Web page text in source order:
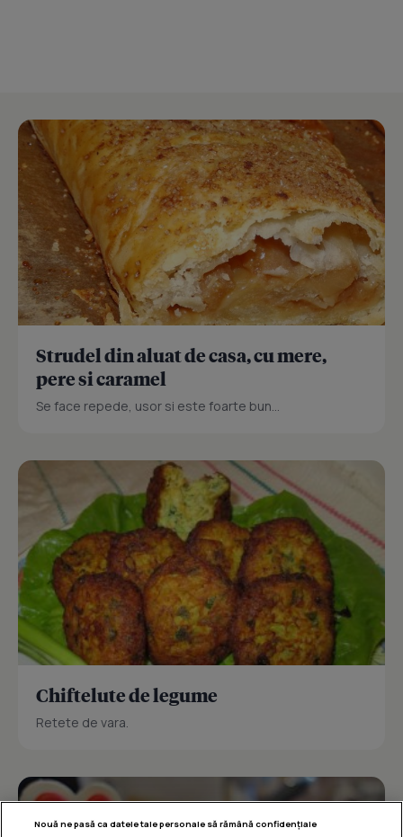
Strudel din aluat de casa, cu mere,
pere si caramel
Se face repede, usor si este foarte bun...
Chiftelute de legume
Retete de vara.
Nouă ne pasă ca datele tale personale să rămână confidențiale